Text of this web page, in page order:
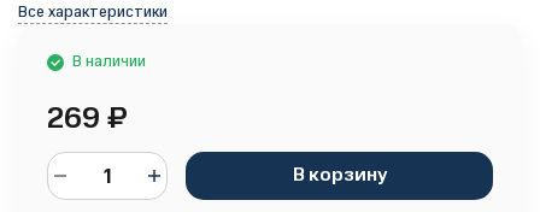
Все характеристики
В наличии
269 ₽
В корзину